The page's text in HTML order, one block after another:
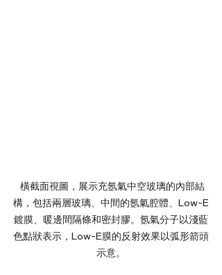
橫截面視圖，展示充氬氣中空玻璃的內部結
構，包括兩層玻璃、中間的氬氣腔體、Low-E
鍍膜、暖邊間隔條和密封膠。氬氣分子以淺藍
色點狀表示，Low-E膜的反射效果以弧形箭頭
示意。